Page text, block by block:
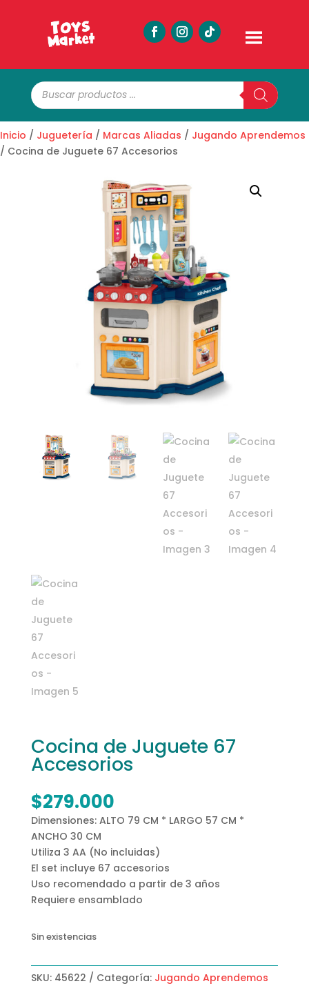
Búsqueda
de
productos
Inicio / Juguetería / Marcas Aliadas / Jugando Aprendemos
/ Cocina de Juguete 67 Accesorios
Cocina de Juguete 67
Accesorios
$279.000
Dimensiones: ALTO 79 CM * LARGO 57 CM *
ANCHO 30 CM
Utiliza 3 AA (No incluidas)
El set incluye 67 accesorios
Uso recomendado a partir de 3 años
Requiere ensamblado
Sin existencias
SKU: 45622 Categoría: Jugando Aprendemos